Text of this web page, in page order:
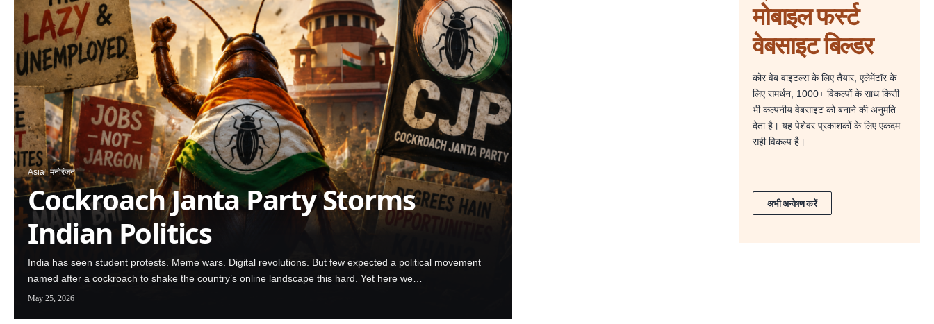
Asia मनोरंजन
Cockroach Janta Party Storms
Indian Politics
India has seen student protests. Meme wars. Digital revolutions. But few expected a political movement
named after a cockroach to shake the country’s online landscape this hard. Yet here we…
May 25, 2026
मोबाइल फर्स्ट
वेबसाइट बिल्डर
कोर वेब वाइटल्स के लिए तैयार, एलेमेंटॉर के
लिए समर्थन, 1000+ विकल्पों के साथ किसी
भी कल्पनीय वेबसाइट को बनाने की अनुमति
देता है। यह पेशेवर प्रकाशकों के लिए एकदम
सही विकल्प है।
अभी अन्वेषण करें